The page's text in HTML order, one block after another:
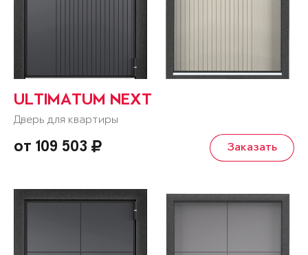
ULTIMATUM NEXT
Дверь для квартиры
от 109 503 Заказать